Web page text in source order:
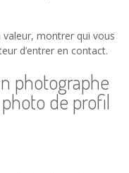
montrer qui vous
d’entrer en contact.
photographe
de profil